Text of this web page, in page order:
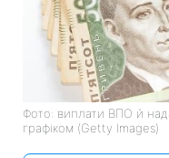
Фото: виплати ВПО й
графіком (Getty Images)